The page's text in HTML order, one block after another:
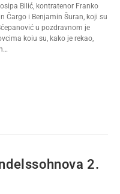
Bilić, kontratenor Franko
Čargo i Benjamin Šuran, koji su
u pozdravnom je
koiu su, kako je rekao,
2.